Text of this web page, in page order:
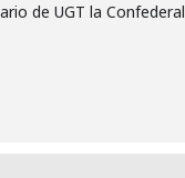
de UGT la Confederal